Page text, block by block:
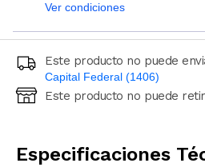
Ver condiciones
Este producto no puede
Capital Federal (1406)
Ingresá código postal (sólo
Este producto no puede
Especificaciones